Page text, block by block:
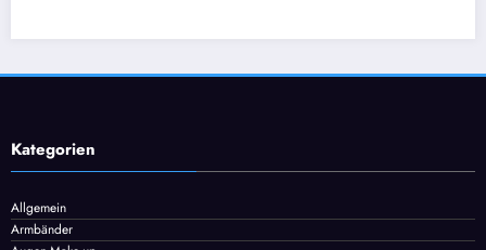
Kategorien
Allgemein
Armbänder